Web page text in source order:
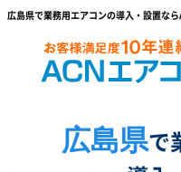
広島県で業務用エアコンの導入・設置なら
広島県で